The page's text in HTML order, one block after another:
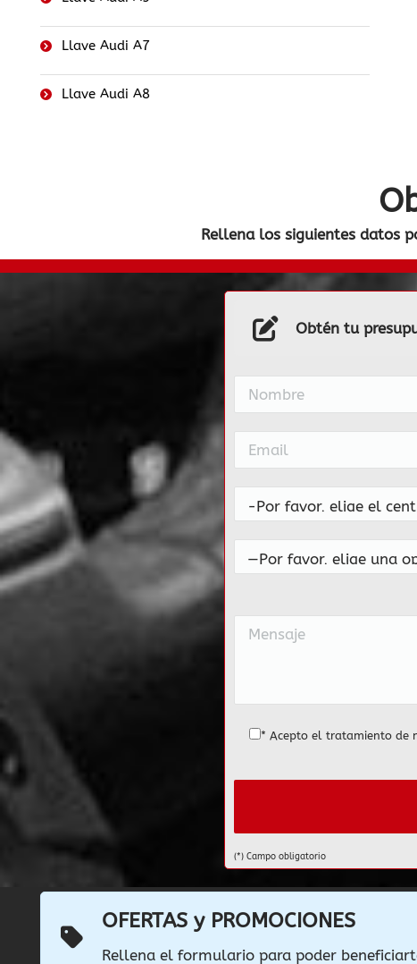
Llave Audi A7
Llave Audi A8
Rellena los siguientes datos
Obtén tu
* Acepto el tratamiento de
(*) Campo obligatorio
OFERTAS y PROMOCIONES
Rellena el formulario para poder